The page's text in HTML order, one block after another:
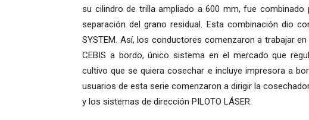
su cilindro de trilla ampliado a 600 mm, fue combinado
separación del grano residual. Esta combinación dio
SYSTEM. Así, los conductores comenzaron a trabajar
CEBIS a bordo, único sistema en el mercado que
cultivo que se quiera cosechar e incluye impresora a
usuarios de esta serie comenzaron a dirigir la
y los sistemas de dirección PILOTO LÁSER.